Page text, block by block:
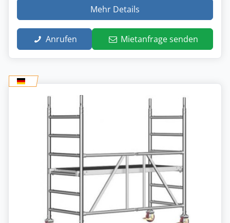
Mehr Details
Anrufen Mietanfrage senden